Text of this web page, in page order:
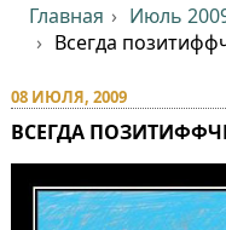
Главная Июль
Всегда
08 ИЮЛЯ, 2009
ВСЕГДА